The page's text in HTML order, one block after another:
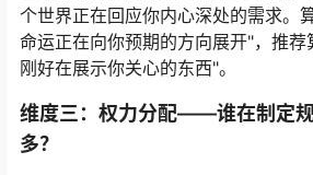
个世界正在回应你内心深处的需求。
命运正在向你预期的方向展开"，推
刚好在展示你关心的东西"。
维度三：权力分配——谁在制定
多？